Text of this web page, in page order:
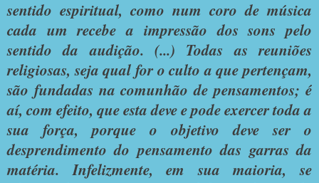
sentido espiritual, como num coro de música
cada um recebe a impressão dos sons pelo
sentido da audição. (...) Todas as reuniões
religiosas, seja qual for o culto a que pertençam,
são fundadas na comunhão de pensamentos; é
aí, com efeito, que esta deve e pode exercer toda a
sua força, porque o objetivo deve ser o
desprendimento do pensamento das garras da
matéria. Infelizmente, em sua maioria, se